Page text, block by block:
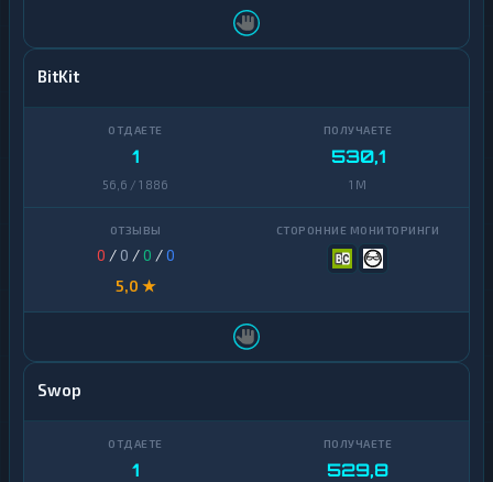
BitKit
1
56,6 / 1 886
530,1
1 M
0 / 0 /0 /0
5,0 ★
Swop
1 529,8